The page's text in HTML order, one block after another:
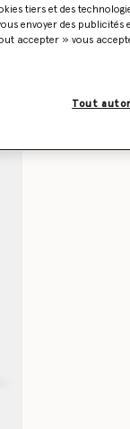
tiers et des
envoyer des
accepter » vous
Tout